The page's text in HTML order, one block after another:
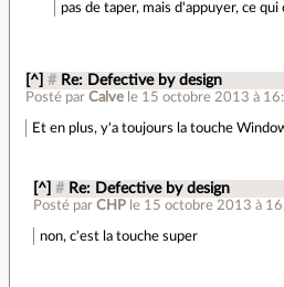
pas de taper, mais d'appuyer, ce qui
[^] # Re: Defective by design
Posté parCalve le 15 octobre 2013 à
Et en plus, y'a toujours la touche
[^] # Re: Defective by design
Posté par CHP le 15 octobre 2013 à
non, c'est la touche super